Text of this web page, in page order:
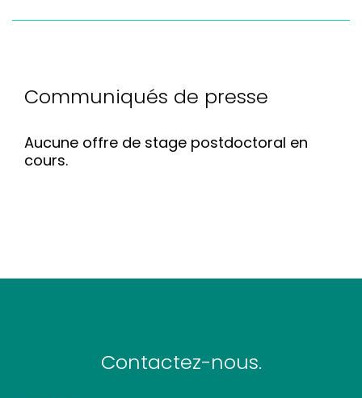
Communiqués de presse
Aucune offre de stage postdoctoral en
cours.
Contactez-nous.